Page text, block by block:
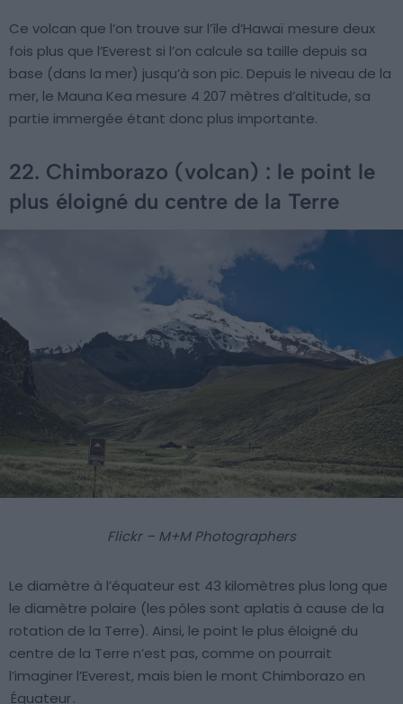
Ce volcan que l’on trouve sur l’île d’Hawaï mesure deux
fois plus que l’Everest si l’on calcule sa taille depuis sa
base (dans la mer) jusqu’à son pic. Depuis le niveau de la
mer, le Mauna Kea mesure 4 207 mètres d’altitude, sa
partie immergée étant donc plus importante.
22. Chimborazo (volcan) : le point le
plus éloigné du centre de la Terre
Flickr – M+M Photographers
Le diamètre à l’équateur est 43 kilomètres plus long que
le diamètre polaire (les pôles sont aplatis à cause de la
rotation de la Terre). Ainsi, le point le plus éloigné du
centre de la Terre n’est pas, comme on pourrait
l’imaginer l’Everest, mais bien le mont Chimborazo en
Équateur.